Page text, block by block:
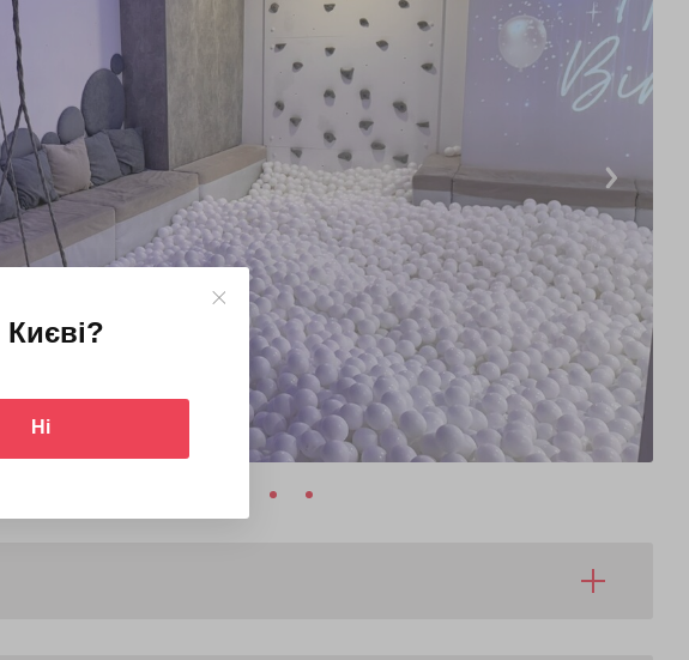
Києві?
Ні